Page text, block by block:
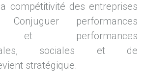
compétitivité des entreprises
performances
et performances
sociales et de
stratégique.